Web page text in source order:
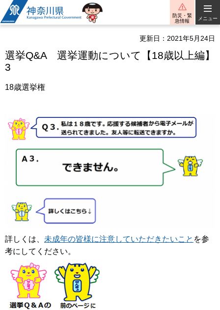
神奈川県
防災・緊
急情報
メニュー
更新日：2021年5月24日
選挙Q&A 選挙運動について【18歳以上編】
3
18歳選挙権
詳しくは、 未成年の皆様に注意していただきたいこと を参
考にしてください。